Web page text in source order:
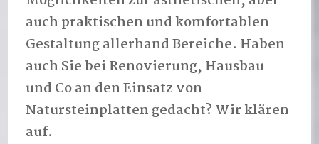
auch praktischen und komfortablen
Gestaltung allerhand Bereiche. Haben
auch Sie bei Renovierung, Hausbau
und Co an den Einsatz von
Natursteinplatten gedacht? Wir klären
auf.